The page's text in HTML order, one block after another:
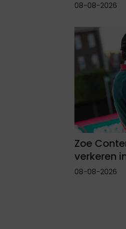
08-08-2026
Zoe
verkeren
08-08-2026